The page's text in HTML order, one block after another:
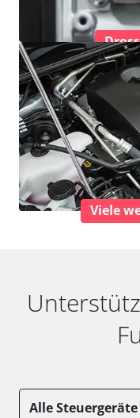
Viele
Alle Steuergeräte